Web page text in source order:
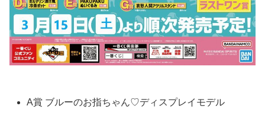
A賞 ブルーのお指ちゃん♡ディスプレイモデル